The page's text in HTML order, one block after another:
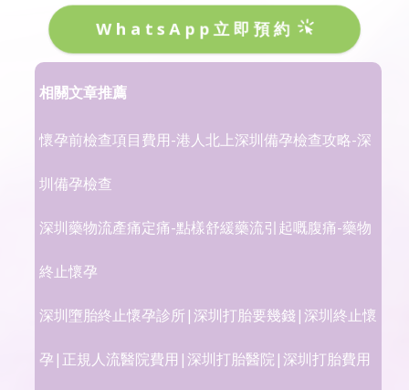
WhatsApp立即預約
相關文章推薦
懷孕前檢查項目費用-港人北上深圳備孕檢查攻略-深
圳備孕檢查
深圳藥物流產痛定痛-點樣舒緩藥流引起嘅腹痛-藥物
終止懷孕
深圳墮胎終止懷孕診所|深圳打胎要幾錢|深圳終止懷
孕|正規人流醫院費用|深圳打胎醫院|深圳打胎費用